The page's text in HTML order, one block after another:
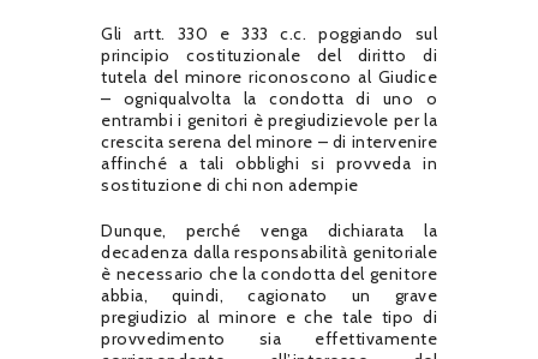
Gli artt. 330 e 333 c.c. poggiando sul
principio costituzionale del diritto di
tutela del minore riconoscono al Giudice
– ogniqualvolta la condotta di uno o
entrambi i genitori è pregiudizievole per la
crescita serena del minore – di intervenire
affinché a tali obblighi si provveda in
sostituzione di chi non adempie
Dunque, perché venga dichiarata la
decadenza dalla responsabilità genitoriale
è necessario che la condotta del genitore
abbia, quindi, cagionato un grave
pregiudizio al minore e che tale tipo di
provvedimento sia effettivamente